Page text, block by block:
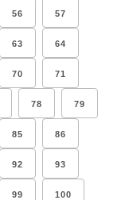
56 57
63 64
70 71
78 79
85 86
92 93
99 100